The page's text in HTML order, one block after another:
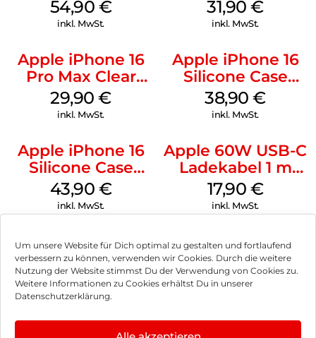
Um unsere Website für Dich optimal zu gestalten und fortlaufend
verbessern zu können, verwenden wir Cookies. Durch die weitere
Nutzung der Website stimmst Du der Verwendung von Cookies zu.
Weitere Informationen zu Cookies erhältst Du in unserer
Datenschutzerklärung.
54,90 €
inkl. MwSt.
31,90€
inkl. MwSt.
Apple iPhone 16
Pro Max Clear
Case MagSafe
Transparent
29,90€
inkl. MwSt.
Apple iPhone 16
Silicone Case
MagSafe
Ultramarine
38,90€
inkl. MwSt.
Apple iPhone 16
Silicone Case
MagSafe Plum
43,90 €
inkl. MwSt.
Apple 60W USB-C
Ladekabel 1 m
Weiß
17,90 €
inkl. MwSt.
Impressum